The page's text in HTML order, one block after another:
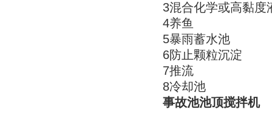
3混合化学或高黏度
4养鱼
5暴雨蓄水池
6防止颗粒沉淀
7推流
8冷却池
事故池池顶搅拌机